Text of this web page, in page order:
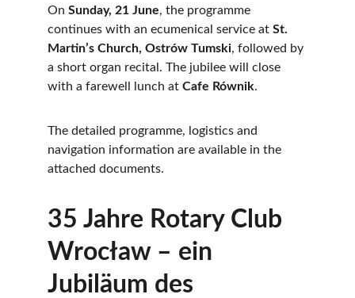
On Sunday, 21 June, the programme
continues with an ecumenical service at St.
Martin’s Church, Ostrów Tumski, followed by
a short organ recital. The jubilee will close
with a farewell lunch at Cafe Równik.
The detailed programme, logistics and
navigation information are available in the
attached documents.
35 Jahre Rotary Club
Wrocław – ein
Jubiläum des